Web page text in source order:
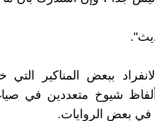
ببعض المناكير التي
ألفاظ شيوخ متعددين في
في بعض الروايات.